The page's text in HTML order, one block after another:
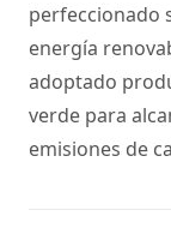
perfeccionado
energía
adoptado
verde para
emisiones de